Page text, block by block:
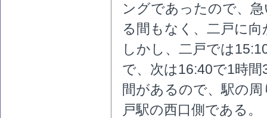
ングであったので、
る間もなく、二戸に向
しかし、二戸では
で、次は16:40で1時
間があるので、駅の
戸駅の西口側である。